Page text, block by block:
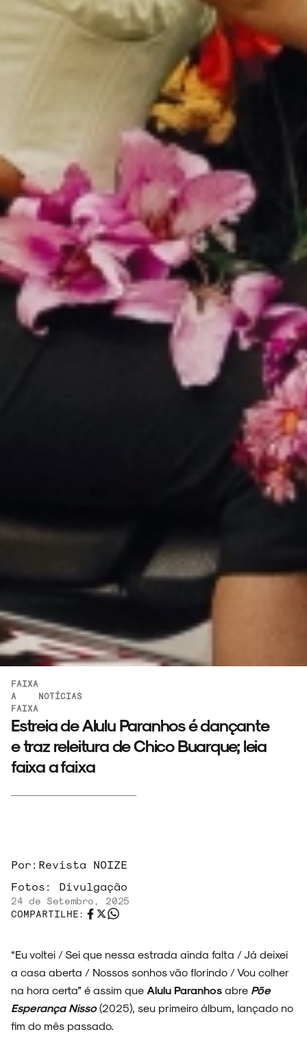
FAIXA
A
FAIXA
NOTÍCIAS
Estreia de Alulu Paranhos é dançante
e traz releitura de Chico Buarque; leia
faixa a faixa
Por: Revista NOIZE
Fotos: Divulgação
24 de Setembro, 2025
COMPARTILHE:
“Eu voltei / Sei que nessa estrada ainda falta / Já deixei
a casa aberta / Nossos sonhos vão florindo / Vou colher
na hora certa” é assim que Alulu Paranhos abre Põe
Esperança Nisso(2025), seu primeiro álbum, lançado no
fim do mês passado.